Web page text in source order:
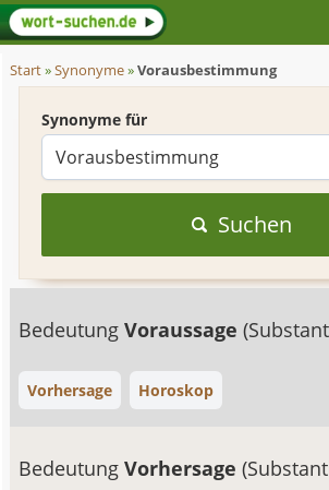
Start»Synonyme»Vorausbestimmung
Synonyme für
Suchen
BedeutungVoraussage
Vorhersage Horoskop
BedeutungVorhersage